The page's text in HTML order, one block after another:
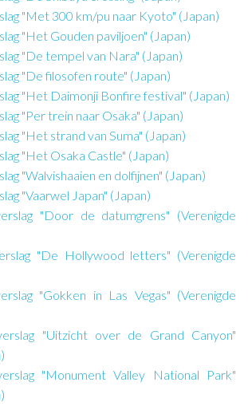
"Met 300 km/pu naar Kyoto" (Japan)
"Het Gouden paviljoen" (Japan)
"De tempel van Nara" (Japan)
"De filosofen route" (Japan)
"Het Daimonji Bonfire festival" (Japan)
"Per trein naar Osaka" (Japan)
"Het strand van Suma" (Japan)
"Het Osaka Castle" (Japan)
"Walvishaaien en dolfijnen" (Japan)
"Vaarwel Japan" (Japan)
"Door de datumgrens" (Verenigde
"De Hollywood letters" (Verenigde
"Gokken in Las Vegas" (Verenigde
"Uitzicht over de Grand Canyon"
"Monument Valley National Park"